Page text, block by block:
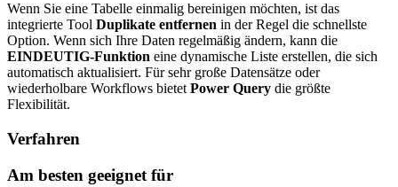
Wenn Sie eine Tabelle einmalig bereinigen möchten, ist das
integrierte Tool Duplikate entfernen in der Regel die schnellste
Option. Wenn sich Ihre Daten regelmäßig ändern, kann die
EINDEUTIG-Funktion eine dynamische Liste erstellen, die sich
automatisch aktualisiert. Für sehr große Datensätze oder
wiederholbare Workflows bietet Power Query die größte
Flexibilität.
Verfahren
Am besten geeignet für